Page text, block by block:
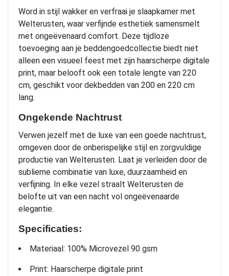
Word in stijl wakker en verfraai je slaapkamer met
Welterusten, waar verfijnde esthetiek samensmelt
met ongeëvenaard comfort. Deze tijdloze
toevoeging aan je beddengoedcollectie biedt niet
alleen een visueel feest met zijn haarscherpe digitale
print, maar belooft ook een totale lengte van 220
cm, geschikt voor dekbedden van 200 en 220 cm
lang.
Ongekende Nachtrust
Verwen jezelf met de luxe van een goede nachtrust,
omgeven door de onberispelijke stijl en zorgvuldige
productie van Welterusten. Laat je verleiden door de
sublieme combinatie van luxe, duurzaamheid en
verfijning. In elke vezel straalt Welterusten de
belofte uit van een nacht vol ongeëvenaarde
elegantie.
Specificaties:
Materiaal: 100% Microvezel 90 gsm
Print: Haarscherpe digitale print